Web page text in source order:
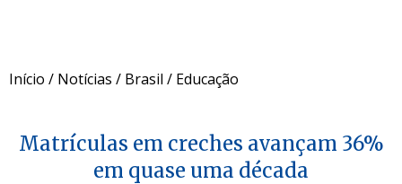
Início / Notícias / Brasil / Educação
Matrículas em creches avançam 36%
em quase uma década